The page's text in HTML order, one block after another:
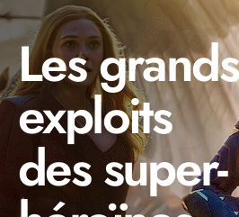
Les grands
exploits
des super-